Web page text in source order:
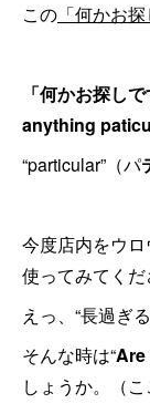
この 「何かお
「何かお探しで
anything
“particular”（パ
今度店内をウ
使ってみてくだ
えっ、“長過ぎ
そんな時は“Are
しょうか。（こ